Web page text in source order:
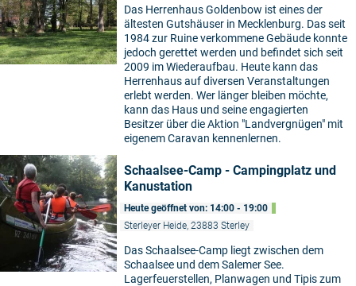
Das Herrenhaus Goldenbow ist eines der
ältesten Gutshäuser in Mecklenburg. Das seit
1984 zur Ruine verkommene Gebäude konnte
jedoch gerettet werden und befindet sich seit
2009 im Wiederaufbau. Heute kann das
Herrenhaus auf diversen Veranstaltungen
erlebt werden. Wer länger bleiben möchte,
kann das Haus und seine engagierten
Besitzer über die Aktion "Landvergnügen" mit
eigenem Caravan kennenlernen.
Schaalsee-Camp - Campingplatz und
Kanustation
Heute geöffnet von: 14:00 - 19:00
Sterleyer Heide, 23883 Sterley
Das Schaalsee-Camp liegt zwischen dem
Schaalsee und dem Salemer See.
Lagerfeuerstellen, Planwagen und Tipis zum